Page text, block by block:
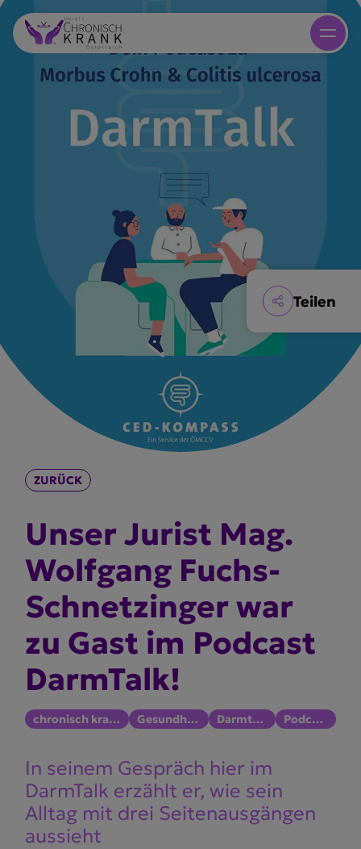
ZURÜCK
Unser Jurist Mag.
Wolfgang Fuchs-
Schnetzinger war
zu Gast im Podcast
DarmTalk!
chronisch krank Gesundheit Darmtalk Podcast
In seinem Gespräch hier im
DarmTalk erzählt er, wie sein
Alltag mit drei Seiten­aus­gängen
aussieht
Teilen